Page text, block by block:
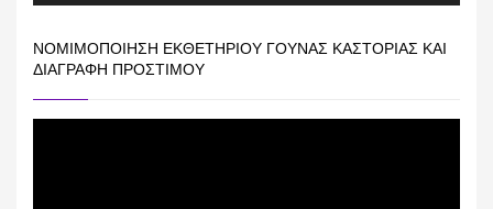
ΝΟΜΙΜΟΠΟΊΗΣΗ ΕΚΘΕΤΗΡΊΟΥ ΓΟΎΝΑΣ ΚΑΣΤΟΡΙΆΣ ΚΑΙ
ΔΙΑΓΡΑΦΉ ΠΡΟΣΤΊΜΟΥ